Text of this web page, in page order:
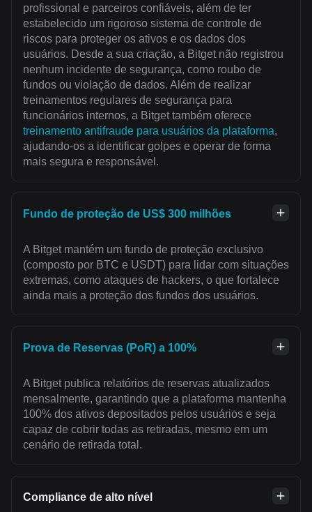
profissional e parceiros confiáveis, além de ter
estabelecido um rigoroso sistema de controle de
riscos para proteger os ativos e os dados dos
usuários. Desde a sua criação, a Bitget não registrou
nenhum incidente de segurança, como roubo de
fundos ou violação de dados. Além de realizar
treinamentos regulares de segurança para
funcionários internos, a Bitget também oferece
treinamento antifraude para usuários da plataforma,
ajudando-os a identificar golpes e operar de forma
mais segura e responsável.
Fundo de proteção de US$ 300 milhões
A Bitget mantém um fundo de proteção exclusivo
(composto por BTC e USDT) para lidar com situações
extremas, como ataques de hackers, o que fortalece
ainda mais a proteção dos fundos dos usuários.
Prova de Reservas (PoR) a 100%
A Bitget publica relatórios de reservas atualizados
mensalmente, garantindo que a plataforma mantenha
100% dos ativos depositados pelos usuários e seja
capaz de cobrir todas as retiradas, mesmo em um
cenário de retirada total.
Compliance de alto nível